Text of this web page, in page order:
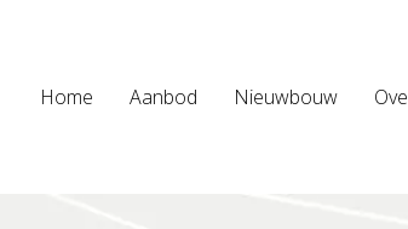
Home Aanbod Nieuwbouw